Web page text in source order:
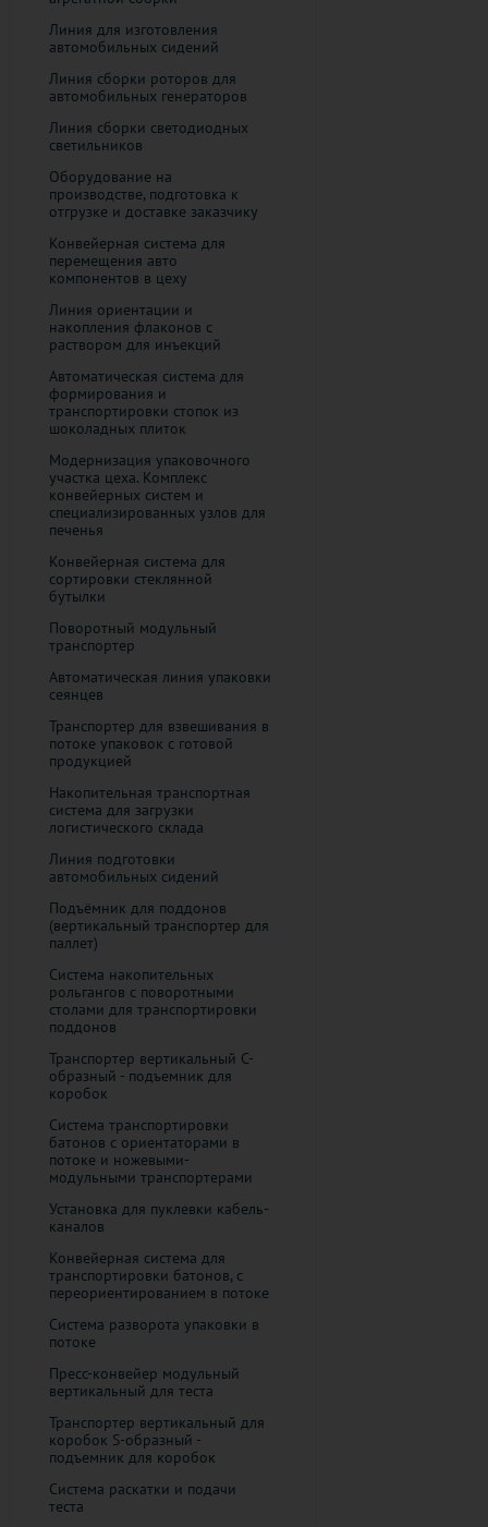
Линия для изготовления
автомобильных сидений
Линия сборки роторов для
автомобильных генераторов
​Линия сборки светодиодных
светильников
Оборудование на
производстве, подготовка к
отгрузке и доставке заказчику
Конвейерная система для
перемещения авто
компонентов в цеху
Линия ориентации и
накопления флаконов с
раствором для инъекций
Автоматическая система для
формирования и
транспортировки стопок из
шоколадных плиток
Модернизация упаковочного
участка цеха. Комплекс
конвейерных систем и
специализированных узлов для
печенья
Конвейерная система для
сортировки стеклянной
бутылки
Поворотный модульный
транспортер
Автоматическая линия упаковки
сеянцев
Транспортер для взвешивания в
потоке упаковок с готовой
продукцией
​Накопительная транспортная
система для загрузки
логистического склада
Линия подготовки
автомобильных сидений
Подъёмник для поддонов
(вертикальный транспортер для
паллет)
Система накопительных
рольгангов с поворотными
столами для транспортировки
поддонов
Транспортер вертикальный C-
образный - подъемник для
коробок
Система транспортировки
батонов с ориентаторами в
потоке и ножевыми-
модульными транспортерами
Установка для пуклевки кабель-
каналов
Конвейерная система для
транспортировки батонов, с
переориентированием в потоке
Система разворота упаковки в
потоке
Пресс-конвейер модульный
вертикальный для теста
Транспортер вертикальный для
коробок S-образный -
подъемник для коробок
Система раскатки и подачи
теста